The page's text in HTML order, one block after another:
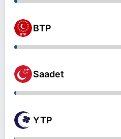
BTP
Saadet
YTP